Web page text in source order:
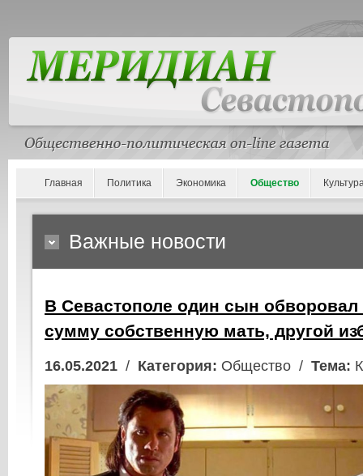
Главная Политика Экономика Общество
Важные новости
В Севастополе один сын
сумму собственную мать, другой
16.05.2021 / Категория: Общество / Тема: